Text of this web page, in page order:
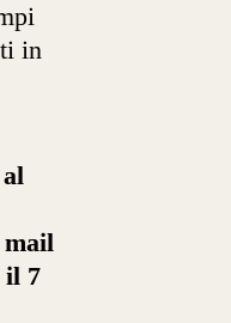
in
mail
il 7